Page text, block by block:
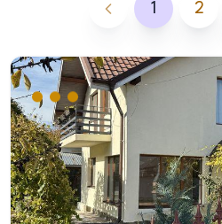
1 2